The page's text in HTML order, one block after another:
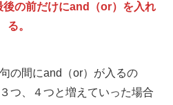
の前だけにand（or）を入れ
る。
の間にand（or）が入るの
つ、４つと増えていった場合